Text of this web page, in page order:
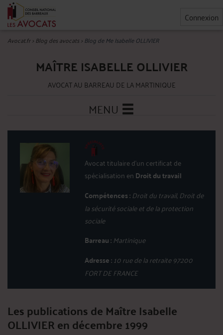
Connexion
Avocat.fr>Blog des avocats>Blog de Me Isabelle OLLIVIER
MAÎTRE ISABELLE OLLIVIER
AVOCAT AU BARREAU DE LA MARTINIQUE
MENU
Avocat titulaire d'un certificat de
spécialisation en Droit du travail
Compétences :Droit du travail, Droit de
la sécurité sociale et de la protection
sociale
Barreau :Martinique
Adresse :10 rue de la retraite 97200
FORT DE FRANCE
Les publications de Maître Isabelle
OLLIVIER en décembre 1999